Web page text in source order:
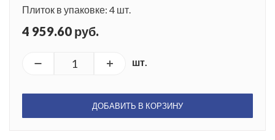
Плиток в упаковке: 4 шт.
4 959.60 руб.
шт.
ДОБАВИТЬ В КОРЗИНУ